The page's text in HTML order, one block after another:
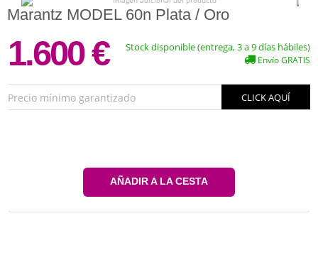
Marantz MODEL 60n Plata / Oro
1.600 € Stock disponible (entrega, 3 a 9 días hábiles)
Envío GRATIS
Precio mínimo garantizado CLICK AQUÍ
AÑADIR A LA CESTA